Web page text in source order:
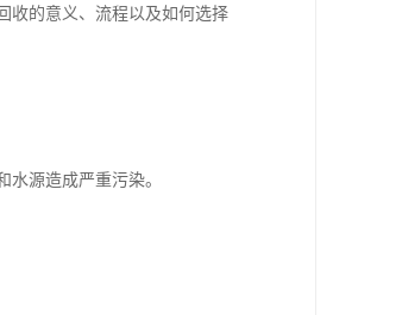
收的意义、流程以及如何选择
源造成严重污染。